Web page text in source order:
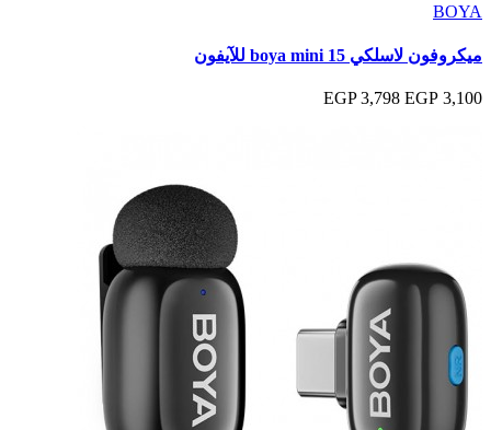
BOYA
ميكروفون لاسلكي boya mini 15 للآيفون
3,100 EGP
3,798 EGP